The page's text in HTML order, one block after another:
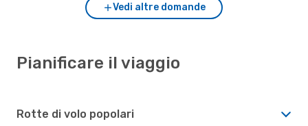
Vedi altre domande
Pianificare il viaggio
Rotte di volo popolari